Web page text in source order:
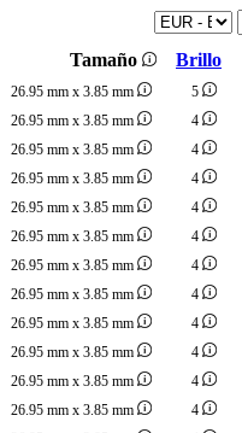
Tamaño Brillo
26.95 mm x 3.85 mm 5
26.95 mm x 3.85 mm 4
26.95 mm x 3.85 mm 4
26.95 mm x 3.85 mm 4
26.95 mm x 3.85 mm 4
26.95 mm x 3.85 mm 4
26.95 mm x 3.85 mm 4
26.95 mm x 3.85 mm 4
26.95 mm x 3.85 mm 4
26.95 mm x 3.85 mm 4
26.95 mm x 3.85 mm 4
26.95 mm x 3.85 mm 4